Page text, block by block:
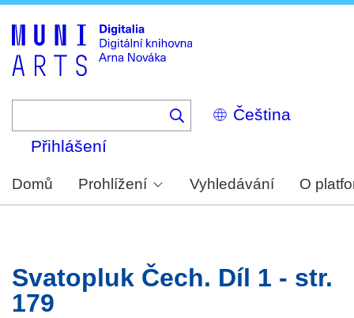
Select
your
Přihlášení
Domů Prohlížení Vyhledávání O
Svatopluk Čech. Díl 1 - str.
179